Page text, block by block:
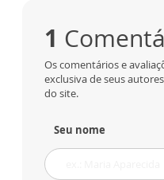
1
Os comentários e
exclusiva de seus
do site.
Seu nome